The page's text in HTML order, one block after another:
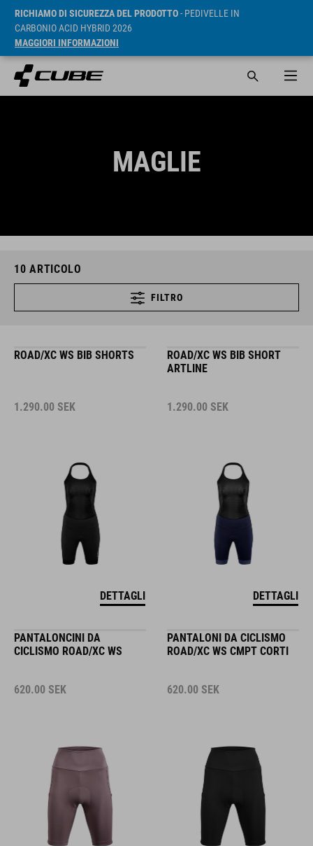
RICHIAMO DI SICUREZZA DEL PRODOTTO- PEDIVELLE IN
CARBONIO ACID HYBRID 2026
MAGGIORI INFORMAZIONI
MAGLIE
10 ARTICOLO
FILTRO
ROAD/XC WS BIB SHORTS
1.290.00 SEK
DETTAGLI
ROAD/XC WS BIB SHORT
ARTLINE
1.290.00 SEK
DETTAGLI
PANTALONCINI DA
CICLISMO ROAD/XC WS
620.00 SEK
PANTALONI DA CICLISMO
ROAD/XC WS CMPT CORTI
620.00 SEK